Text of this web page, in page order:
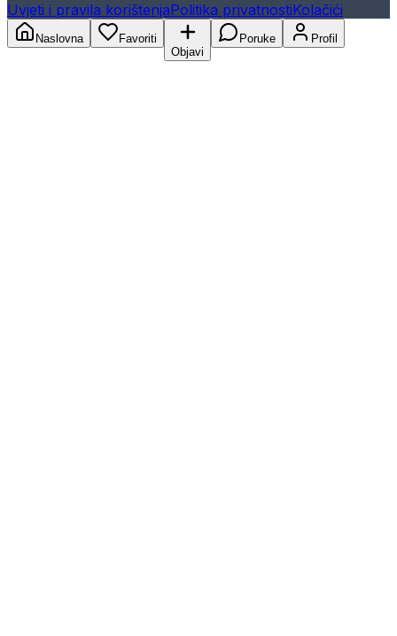
Uvjeti i pravila korištenjaPolitika privatnostiKolačići
Naslovna
Favoriti
Objavi
Poruke Profil